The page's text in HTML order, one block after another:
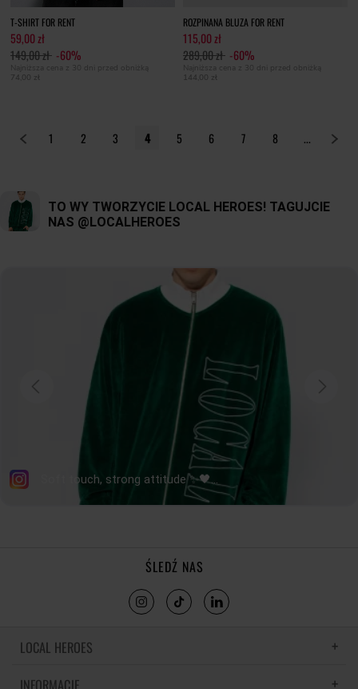
T-SHIRT FOR RENT
59,00 zł
149,00 zł -60%
Najniższa cena z 30 dni przed obniżką
74,00 zł
ROZPINANA BLUZA FOR RENT
115,00 zł
289,00 zł -60%
Najniższa cena z 30 dni przed obniżką
144,00 zł
1 2 3 4 5 6 7 8 ...
ŚLEDŹ NAS
LOCAL HEROES
LH MEMORIES
INFORMACJE